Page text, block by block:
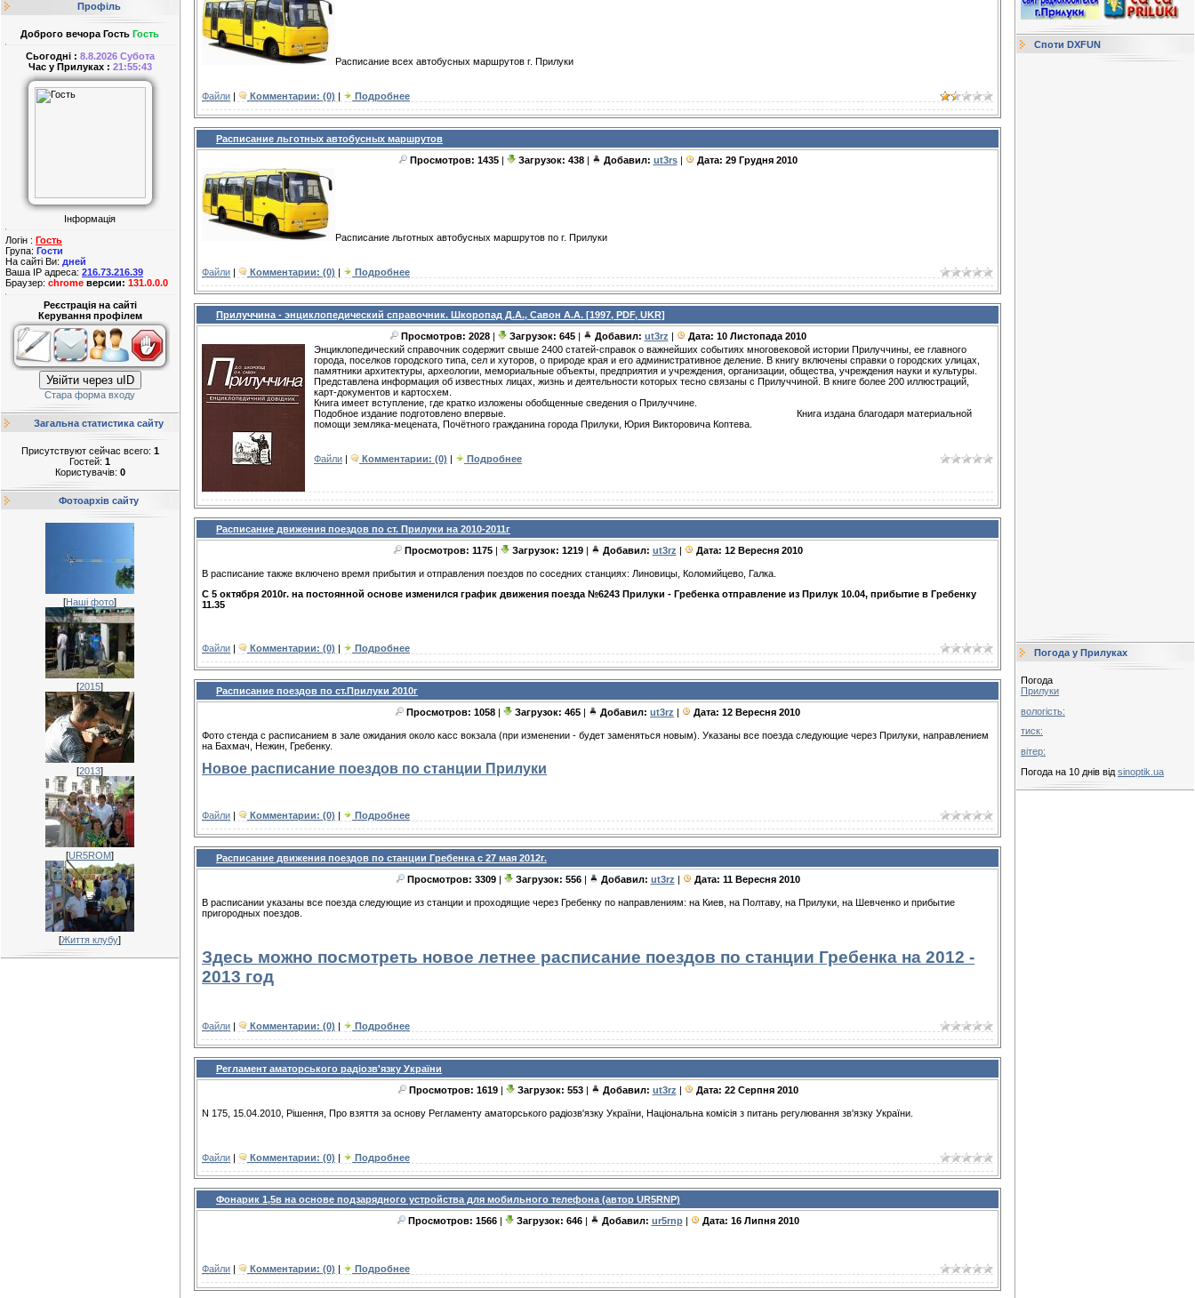
Профіль
Доброго вечора Гость Гость
Сьогодні : 8.8.2026 Субота
Час у Прилуках : 21:55:43
Інформація
Логін : Гость
Група: Гости
На сайті Ви: дней
Ваша IP адреса: 216.73.216.39
Браузер: chrome версии: 131.0.0.0
Реєстрація на сайті
Керування профілем
Увійти через uID
Стара форма входу
Загальна статистика сайту
Присутствуют сейчас всего: 1
Гостей: 1
Користувачів: 0
Фотоархів сайту
[Наші фото]
[2015]
[2013]
[UR5ROM]
[Життя клубу]
Расписание всех автобусных маршрутов г. Прилуки
Файли | Комментарии: (0) | Подробнее
Расписание льготных автобусных маршрутов
Просмотров: 1435
Загрузок: 438 Добавил: ut3rs| Дата: 29 Грудня 2010
Расписание льготных автобусных маршрутов по г. Прилуки
Файли | Комментарии: (0) | Подробнее
Прилуччина - энциклопедический справочник. Шкоропад Д.А., Савон А.А. [1997, PDF, UKR]
Просмотров: 2028
Загрузок: 645 Добавил: ut3rz Дата: 10 Листопада 2010
Энциклопедический справочник содержит свыше 2400 статей-справок о важнейших событиях многовековой истории Прилуччины, ее главного
города, поселков городского типа, сел и хуторов, о природе края и его административное деление. В книгу включены справки о городских улицах,
памятники архитектуры, археологии, мемориальные объекты, предприятия и учреждения, организации, общества, учреждения науки и культуры.
Представлена информация об известных лицах, жизнь и деятельности которых тесно связаны с Прилуччиной. В книге более 200 иллюстраций,
карт-документов и картосхем.
Книга имеет вступление, где кратко изложены обобщенные сведения о Прилуччине.
Подобное издание подготовлено впервые. Книга издана благодаря материальной
помощи земляка-мецената, Почётного гражданина города Прилуки, Юрия Викторовича Коптева.
Файли Комментарии: (0) Подробнее
Расписание движения поездов по ст. Прилуки на 2010-2011г
Просмотров: 1175
Загрузок: 1219 Добавил: ut3rz Дата: 12 Вересня 2010
В расписание также включено время прибытия и отправления поездов по соседних станциях: Линовицы, Коломийцево, Галка.
C 5 октября 2010г. на постоянной основе изменился график движения поезда №6243 Прилуки - Гребенка отправление из Прилук 10.04, прибытие в Гребенку
11.35
Файли Комментарии: (0) Подробнее
Расписание поездов по ст.Прилуки 2010г
Просмотров: 1058
Загрузок: 465 Добавил: ut3rz Дата: 12 Вересня 2010
Фото стенда с расписанием в зале ожидания около касс вокзала (при изменении - будет заменяться новым). Указаны все поезда следующие через Прилуки, направлением
на Бахмач, Нежин, Гребенку.
Новое расписание поездов по станции Прилуки
Файли Комментарии: (0) Подробнее
Расписание движения поездов по станции Гребенка с 27 мая 2012г.
Просмотров: 3309
Загрузок: 556 Добавил: ut3rz Дата: 11 Вересня 2010
В расписании указаны все поезда следующие из станции и проходящие через Гребенку по направлениям: на Киев, на Полтаву, на Прилуки, на Шевченко и прибытие
пригородных поездов.
Здесь можно посмотреть новое летнее расписание поездов по станции Гребенка на 2012 -
2013 год
Файли | Комментарии: (0) | Подробнее
Регламент аматорського радіозв'язку України
Просмотров: 1619
Загрузок: 553 Добавил: ut3rz Дата: 22 Серпня 2010
N 175, 15.04.2010, Рішення, Про взяття за основу Регламенту аматорського радіозв'язку України, Національна комісія з питань регулювання зв'язку України.
Файли | Комментарии: (0) | Подробнее
Фонарик 1,5в на основе подзарядного устройства для мобильного телефона (автор UR5RNP)
Просмотров: 1566
Загрузок: 646 Добавил: ur5rnp| Дата: 16 Липня 2010
Файли Комментарии: (0) Подробнее
Споти DXFUN
Погода у Прилуках
Погода
Прилуки
вологість:
тиск:
вітер:
Погода на 10 днів від sinoptik.ua